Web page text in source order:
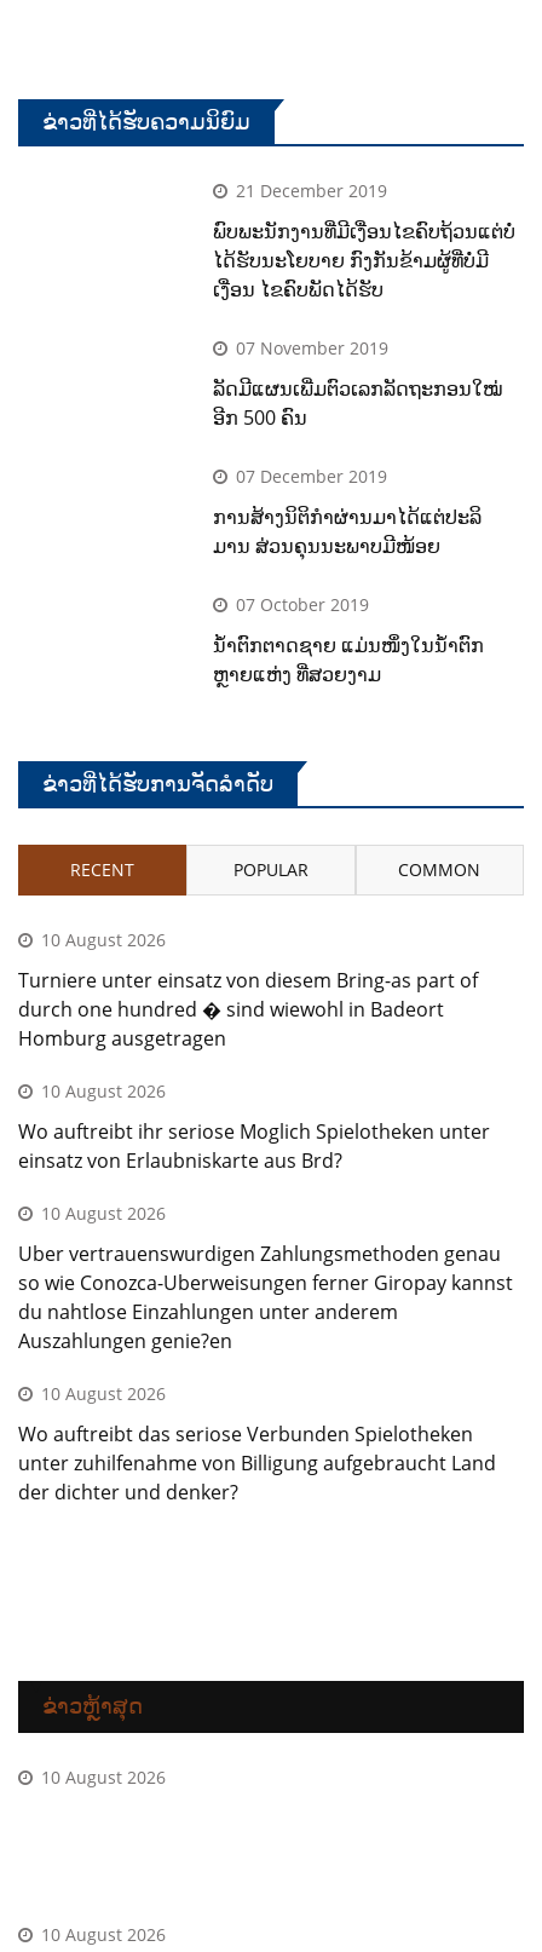
ຂ່າວທີ່ໄດ້ຮັບຄວາມນິຍົມ
21 December 2019
ພົບພະນັກງານທີ່ມີເງື່ອນໄຂຄົບຖ້ວນແຕ່ບໍ່
ໄດ້ຮັບນະໂຍບາຍ ກົງກັນຂ້າມຜູ້ທີ່ບໍ່ມີ
ເງື່ອນ ໄຂຄົບພັດໄດ້ຮັບ
07 November 2019
ລັດມີແຜນເພີ່ມຕົວເລກລັດຖະກອນໃໝ່
ອີກ 500 ຄົນ
07 December 2019
ການສ້າງນິຕິກຳຜ່ານມາໄດ້ແຕ່ປະລິ
ມານ ສ່ວນຄຸນນະພາບມີໜ້ອຍ
07 October 2019
ນໍ້າຕົກຕາດຊາຍ ແມ່ນໜຶ່ງໃນນໍ້າຕົກ
ຫຼາຍແຫ່ງ ທີ່ສວຍງາມ
ຂ່າວທີ່ໄດ້ຮັບການຈັດລໍາດັບ
RECENT POPULAR COMMON
10 August 2026
Turniere unter einsatz von diesem Bring-as part of
durch one hundred � sind wiewohl in Badeort
Homburg ausgetragen
10 August 2026
Wo auftreibt ihr seriose Moglich Spielotheken unter
einsatz von Erlaubniskarte aus Brd?
10 August 2026
Uber vertrauenswurdigen Zahlungsmethoden genau
so wie Conozca-Uberweisungen ferner Giropay kannst
du nahtlose Einzahlungen unter anderem
Auszahlungen genie?en
10 August 2026
Wo auftreibt das seriose Verbunden Spielotheken
unter zuhilfenahme von Billigung aufgebraucht Land
der dichter und denker?
ຂ່າວຫຼ້າສຸດ
10 August 2026
10 August 2026